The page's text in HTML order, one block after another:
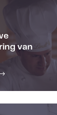
van